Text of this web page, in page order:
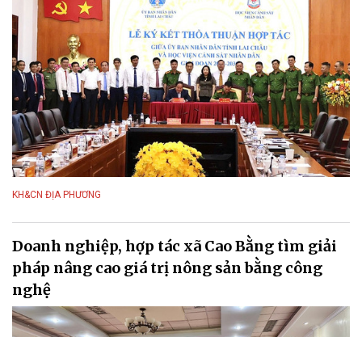
KH&CN ĐỊA PHƯƠNG
Doanh nghiệp, hợp tác xã Cao Bằng tìm giải
pháp nâng cao giá trị nông sản bằng công
nghệ